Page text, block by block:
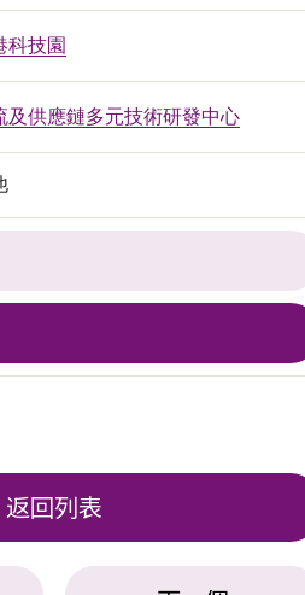
科技園
及供應鏈多元技術研發中心
返回列表